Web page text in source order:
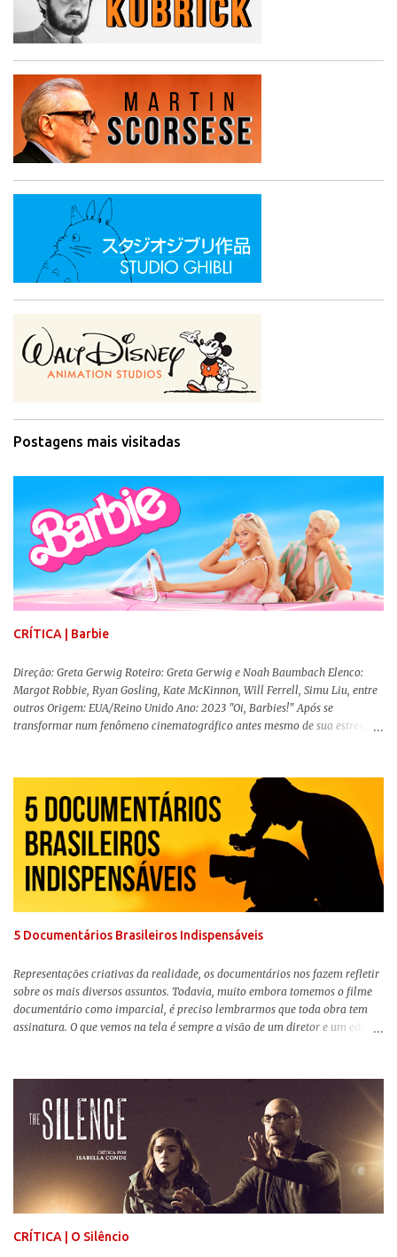
Postagens mais visitadas
CRÍTICA | Barbie
Direção: Greta Gerwig Roteiro: Greta Gerwig e Noah Baumbach Elenco:
Margot Robbie, Ryan Gosling, Kate McKinnon, Will Ferrell, Simu Liu, entre
outros Origem: EUA/Reino Unido Ano: 2023 "Oi, Barbies!" Após se
transformar num fenômeno cinematográfico antes mesmo de sua estreia,
lançamento, posso afirmar que o longa, dirigido por Greta Gerwig (
Adoráveis Mulheres ) prometeu tudo e entregou mais ainda, se provando o
filme do ano até aqui. Repleto de criatividade, humor e sem medo de não se
levar a sério, a produção aborda temas complexos com críticas potentes. Já
conhecida por sua filmografia feminista, Gerwig traz uma reflexão de
como a Barbie se encaixa no mundo moderno, desenvolvendo a
importância e o impacto, positivo ou negativo, da boneca na vida das
pessoas. Isso tudo com um sentimento de nostalgia multigeracional. Na
5 Documentários Brasileiros Indispensáveis
Representações criativas da realidade, os documentários nos fazem refletir
sobre os mais diversos assuntos. Todavia, muito embora tomemos o filme
documentário como imparcial, é preciso lembrarmos que toda obra tem
assinatura. O que vemos na tela é sempre a visão de um diretor e um editor
sempre importante levarmos em conta quem assina e qual a função social
da obra. O cinema brasileiro é celeiro de grandes documentaristas, muitos
deles mundialmente reconhecidos. Pensando na variedade de estilos e
estéticas de se fazer documentários, selecionei 5 produções tupiniquins do
gênero que, para mim, são indispensáveis: ▼ Cabra Marcado para Morrer
(1984) , de Eduardo Coutinho Em 1964, devido ao golpe militar, Eduardo
Coutinho (Edifício Master) teve que abandonar as filmagens do
documentário sobre o assassinato do líder camponês Joã...
CRÍTICA | O Silêncio